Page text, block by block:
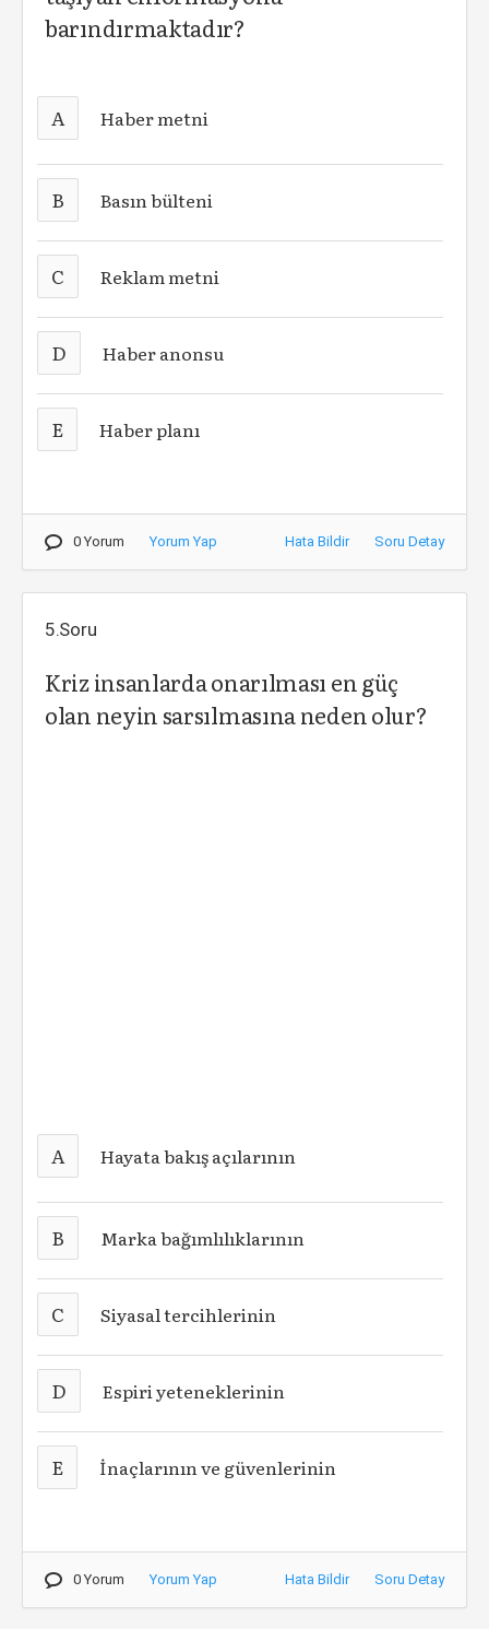
barındırmaktadır?
A Haber metni
B Basın bülteni
C Reklam metni
D Haber anonsu
E Haber planı
0 Yorum Yorum Yap Hata Bildir Soru Detay
5.Soru
Kriz insanlarda onarılması en güç
olan neyin sarsılmasına neden olur?
A Hayata bakış açılarının
B Marka bağımlılıklarının
C Siyasal tercihlerinin
D Espiri yeteneklerinin
E İnaçlarının ve güvenlerinin
0 Yorum Yorum Yap Hata Bildir Soru Detay